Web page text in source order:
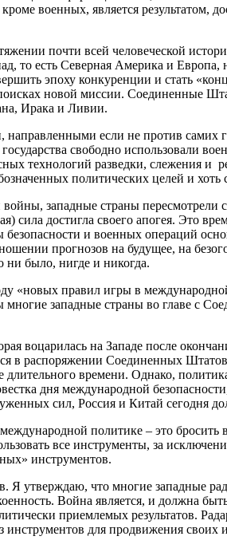
военных, является результатом,
почти всей человеческой
есть Северная Америка и Европа,
эпоху конкуренции и стать
новой миссии. Соединенные
Ирака и Ливии.
если не против самих
свободно использовали
технологий разведки, слежения и
политических целей и хоть
западные страны
сила достигла своего апогея. Это
и военных операций
прогнозов на будущее, на
ни было, нигде и никогда.
«новых правил игры в
западные страны во главе с
воцарилась на Западе после
распоряжении Соединенных Штатов,
времени. Однако,
дня международной
сил, Россия и Китай сегодня
политике – это
все инструменты, за
инструментов.
Я утверждаю, что многие западные
Война является, и должна
приемлемых результатов.
инструментов для продвижения своих